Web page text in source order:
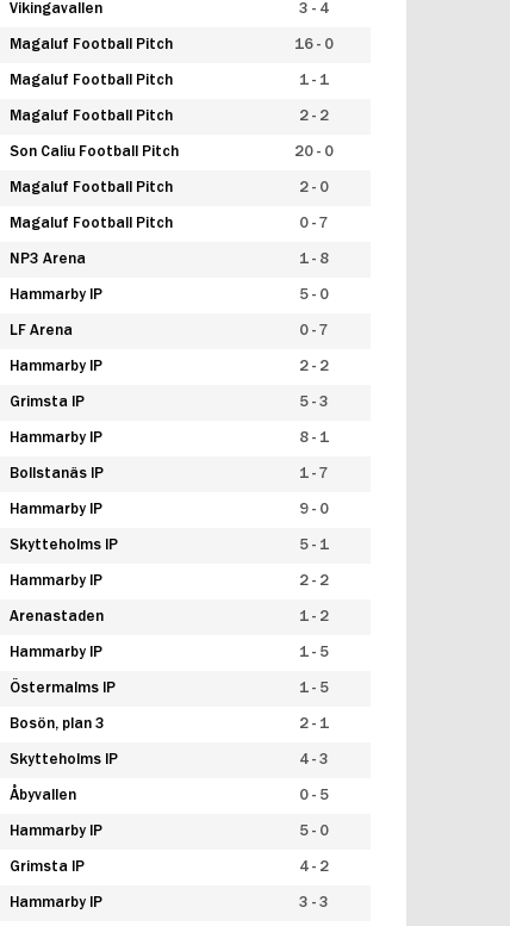
Vikingavallen 3 - 4
Magaluf Football Pitch 16 - 0
Magaluf Football Pitch 1 - 1
Magaluf Football Pitch 2 - 2
Son Caliu Football Pitch 20 - 0
Magaluf Football Pitch 2 - 0
Magaluf Football Pitch 0 - 7
NP3 Arena 1 - 8
Hammarby IP 5 - 0
LF Arena 0 - 7
Hammarby IP 2 - 2
Grimsta IP 5 - 3
Hammarby IP 8 - 1
Bollstanäs IP 1 - 7
Hammarby IP 9 - 0
Skytteholms IP 5 - 1
Hammarby IP 2 - 2
Arenastaden 1 - 2
Hammarby IP 1 - 5
Östermalms IP 1 - 5
Bosön, plan 3 2 - 1
Skytteholms IP 4 - 3
Åbyvallen 0 - 5
Hammarby IP 5 - 0
Grimsta IP 4 - 2
Hammarby IP 3 - 3